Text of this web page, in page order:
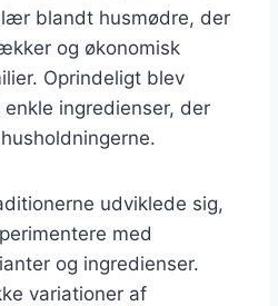
blandt husmødre, der
og økonomisk
Oprindeligt blev
ingredienser, der
udviklede sig,
med
og ingredienser.
variationer af